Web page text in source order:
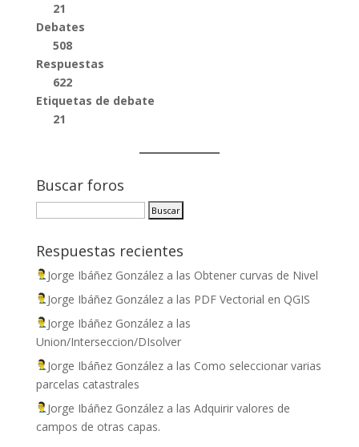
21
Debates
508
Respuestas
622
Etiquetas de debate
21
Buscar foros
Respuestas recientes
Jorge Ibáñez Gonzáleza las Obtener curvas de Nivel
Jorge Ibáñez Gonzáleza las PDF Vectorial en QGIS
Jorge Ibáñez Gonzáleza las
Union/Interseccion/DIsolver
Jorge Ibáñez Gonzáleza las Como seleccionar varias
parcelas catastrales
Jorge Ibáñez Gonzáleza las Adquirir valores de
campos de otras capas.